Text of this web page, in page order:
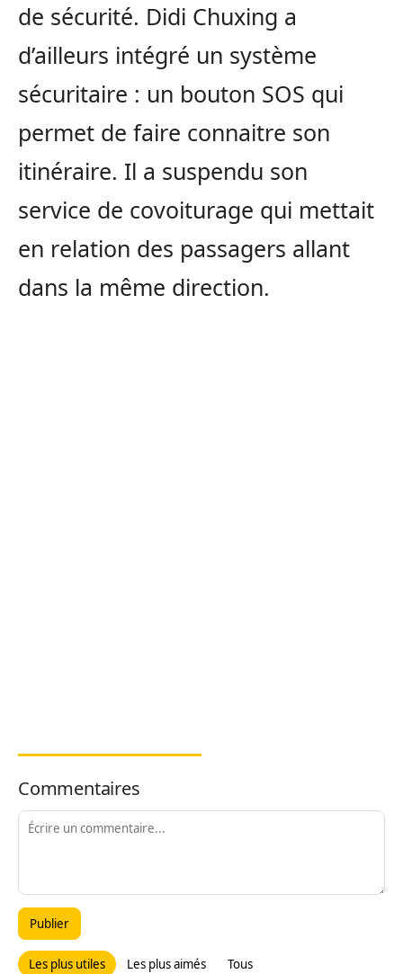
de sécurité. Didi Chuxing a
d’ailleurs intégré un système
sécuritaire : un bouton SOS qui
permet de faire connaitre son
itinéraire. Il a suspendu son
service de covoiturage qui mettait
en relation des passagers allant
dans la même direction.
Commentaires
Publier
Les plus utiles Les plus aimés Tous